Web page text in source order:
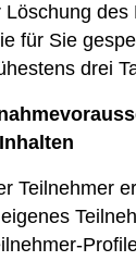
des
für Sie
drei
Teilnehmer